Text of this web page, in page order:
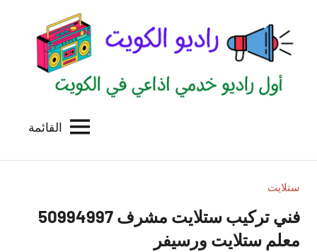
المحتوى
الكويت
للاعلانات
بالكويت
القائمة
ستلايت
فني تركيب ستلايت مشرف 50994997
معلم ستلايت ورسيفر